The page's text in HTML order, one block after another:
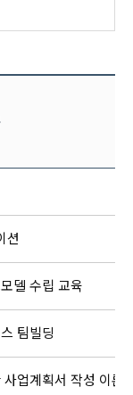
션
델 수립 교육
팀빌딩
업계획서 작성 이론